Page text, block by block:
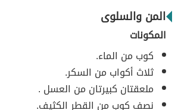
المن والسلوى
المكونات
كوب من الماء.
ثلاث أكواب من السكر.
ملعقتان كبيرتان من العسل .
نصف كوب من القطر الكثيف.